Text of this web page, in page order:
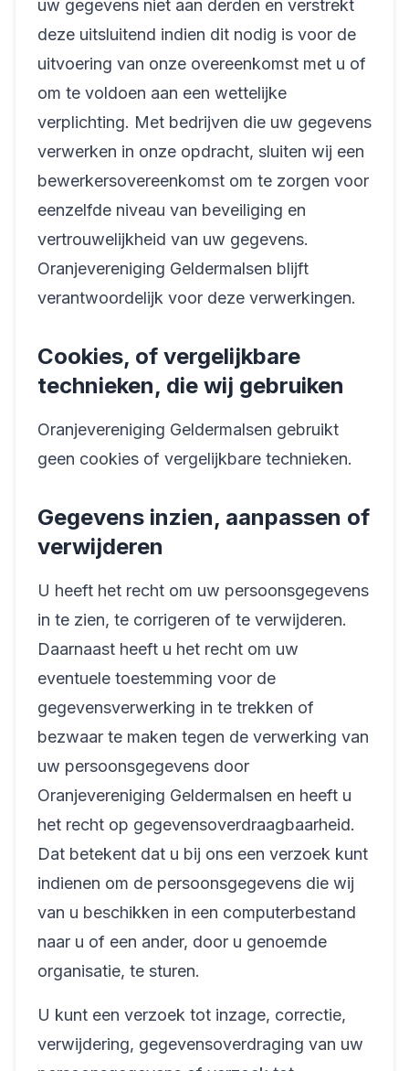
uw gegevens niet aan derden en verstrekt
deze uitsluitend indien dit nodig is voor de
uitvoering van onze overeenkomst met u of
om te voldoen aan een wettelijke
verplichting. Met bedrijven die uw gegevens
verwerken in onze opdracht, sluiten wij een
bewerkersovereenkomst om te zorgen voor
eenzelfde niveau van beveiliging en
vertrouwelijkheid van uw gegevens.
Oranjevereniging Geldermalsen blijft
verantwoordelijk voor deze verwerkingen.
Cookies, of vergelijkbare
technieken, die wij gebruiken
Oranjevereniging Geldermalsen gebruikt
geen cookies of vergelijkbare technieken.
Gegevens inzien, aanpassen of
verwijderen
U heeft het recht om uw persoonsgegevens
in te zien, te corrigeren of te verwijderen.
Daarnaast heeft u het recht om uw
eventuele toestemming voor de
gegevensverwerking in te trekken of
bezwaar te maken tegen de verwerking van
uw persoonsgegevens door
Oranjevereniging Geldermalsen en heeft u
het recht op gegevensoverdraagbaarheid.
Dat betekent dat u bij ons een verzoek kunt
indienen om de persoonsgegevens die wij
van u beschikken in een computerbestand
naar u of een ander, door u genoemde
organisatie, te sturen.
U kunt een verzoek tot inzage, correctie,
verwijdering, gegevensoverdraging van uw